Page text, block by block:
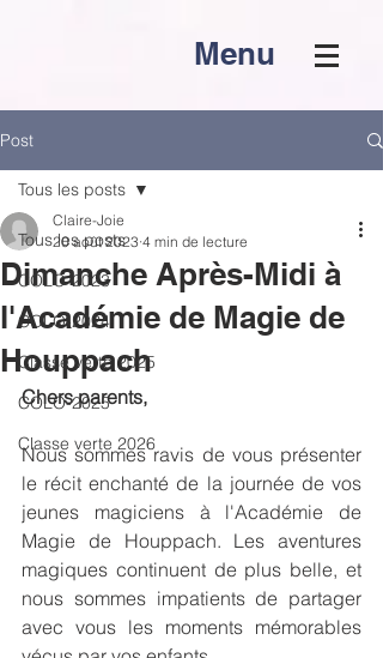
Menu
Post
Tous les posts
COLO-2023
COLO-2024
Classe verte 2025
COLO-2025
Classe verte 2026
Tous les posts
Dimanche Après-Midi à
l'Académie de Magie de
Houppach
Claire-Joie
20 août 2023 4 min de lecture
Chers parents,
Nous sommes ravis de vous présenter
le récit enchanté de la journée de vos
jeunes magiciens à l'Académie de
Magie de Houppach. Les aventures
magiques continuent de plus belle, et
nous sommes impatients de partager
avec vous les moments mémorables